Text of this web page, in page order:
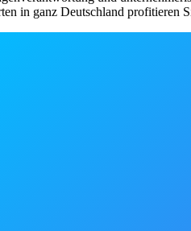
in ganz Deutschland